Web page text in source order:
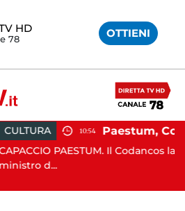
HD
78 OTTIENI
10:54
Il Codancos lancia un